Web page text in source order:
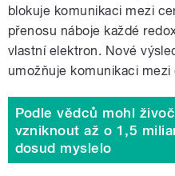
blokuje komunikaci mezi
přenosu náboje každé
vlastní elektron. Nové
umožňuje komunikaci mezi
Podle vědců mohl
vzniknout až o 1,5
dosud myslelo